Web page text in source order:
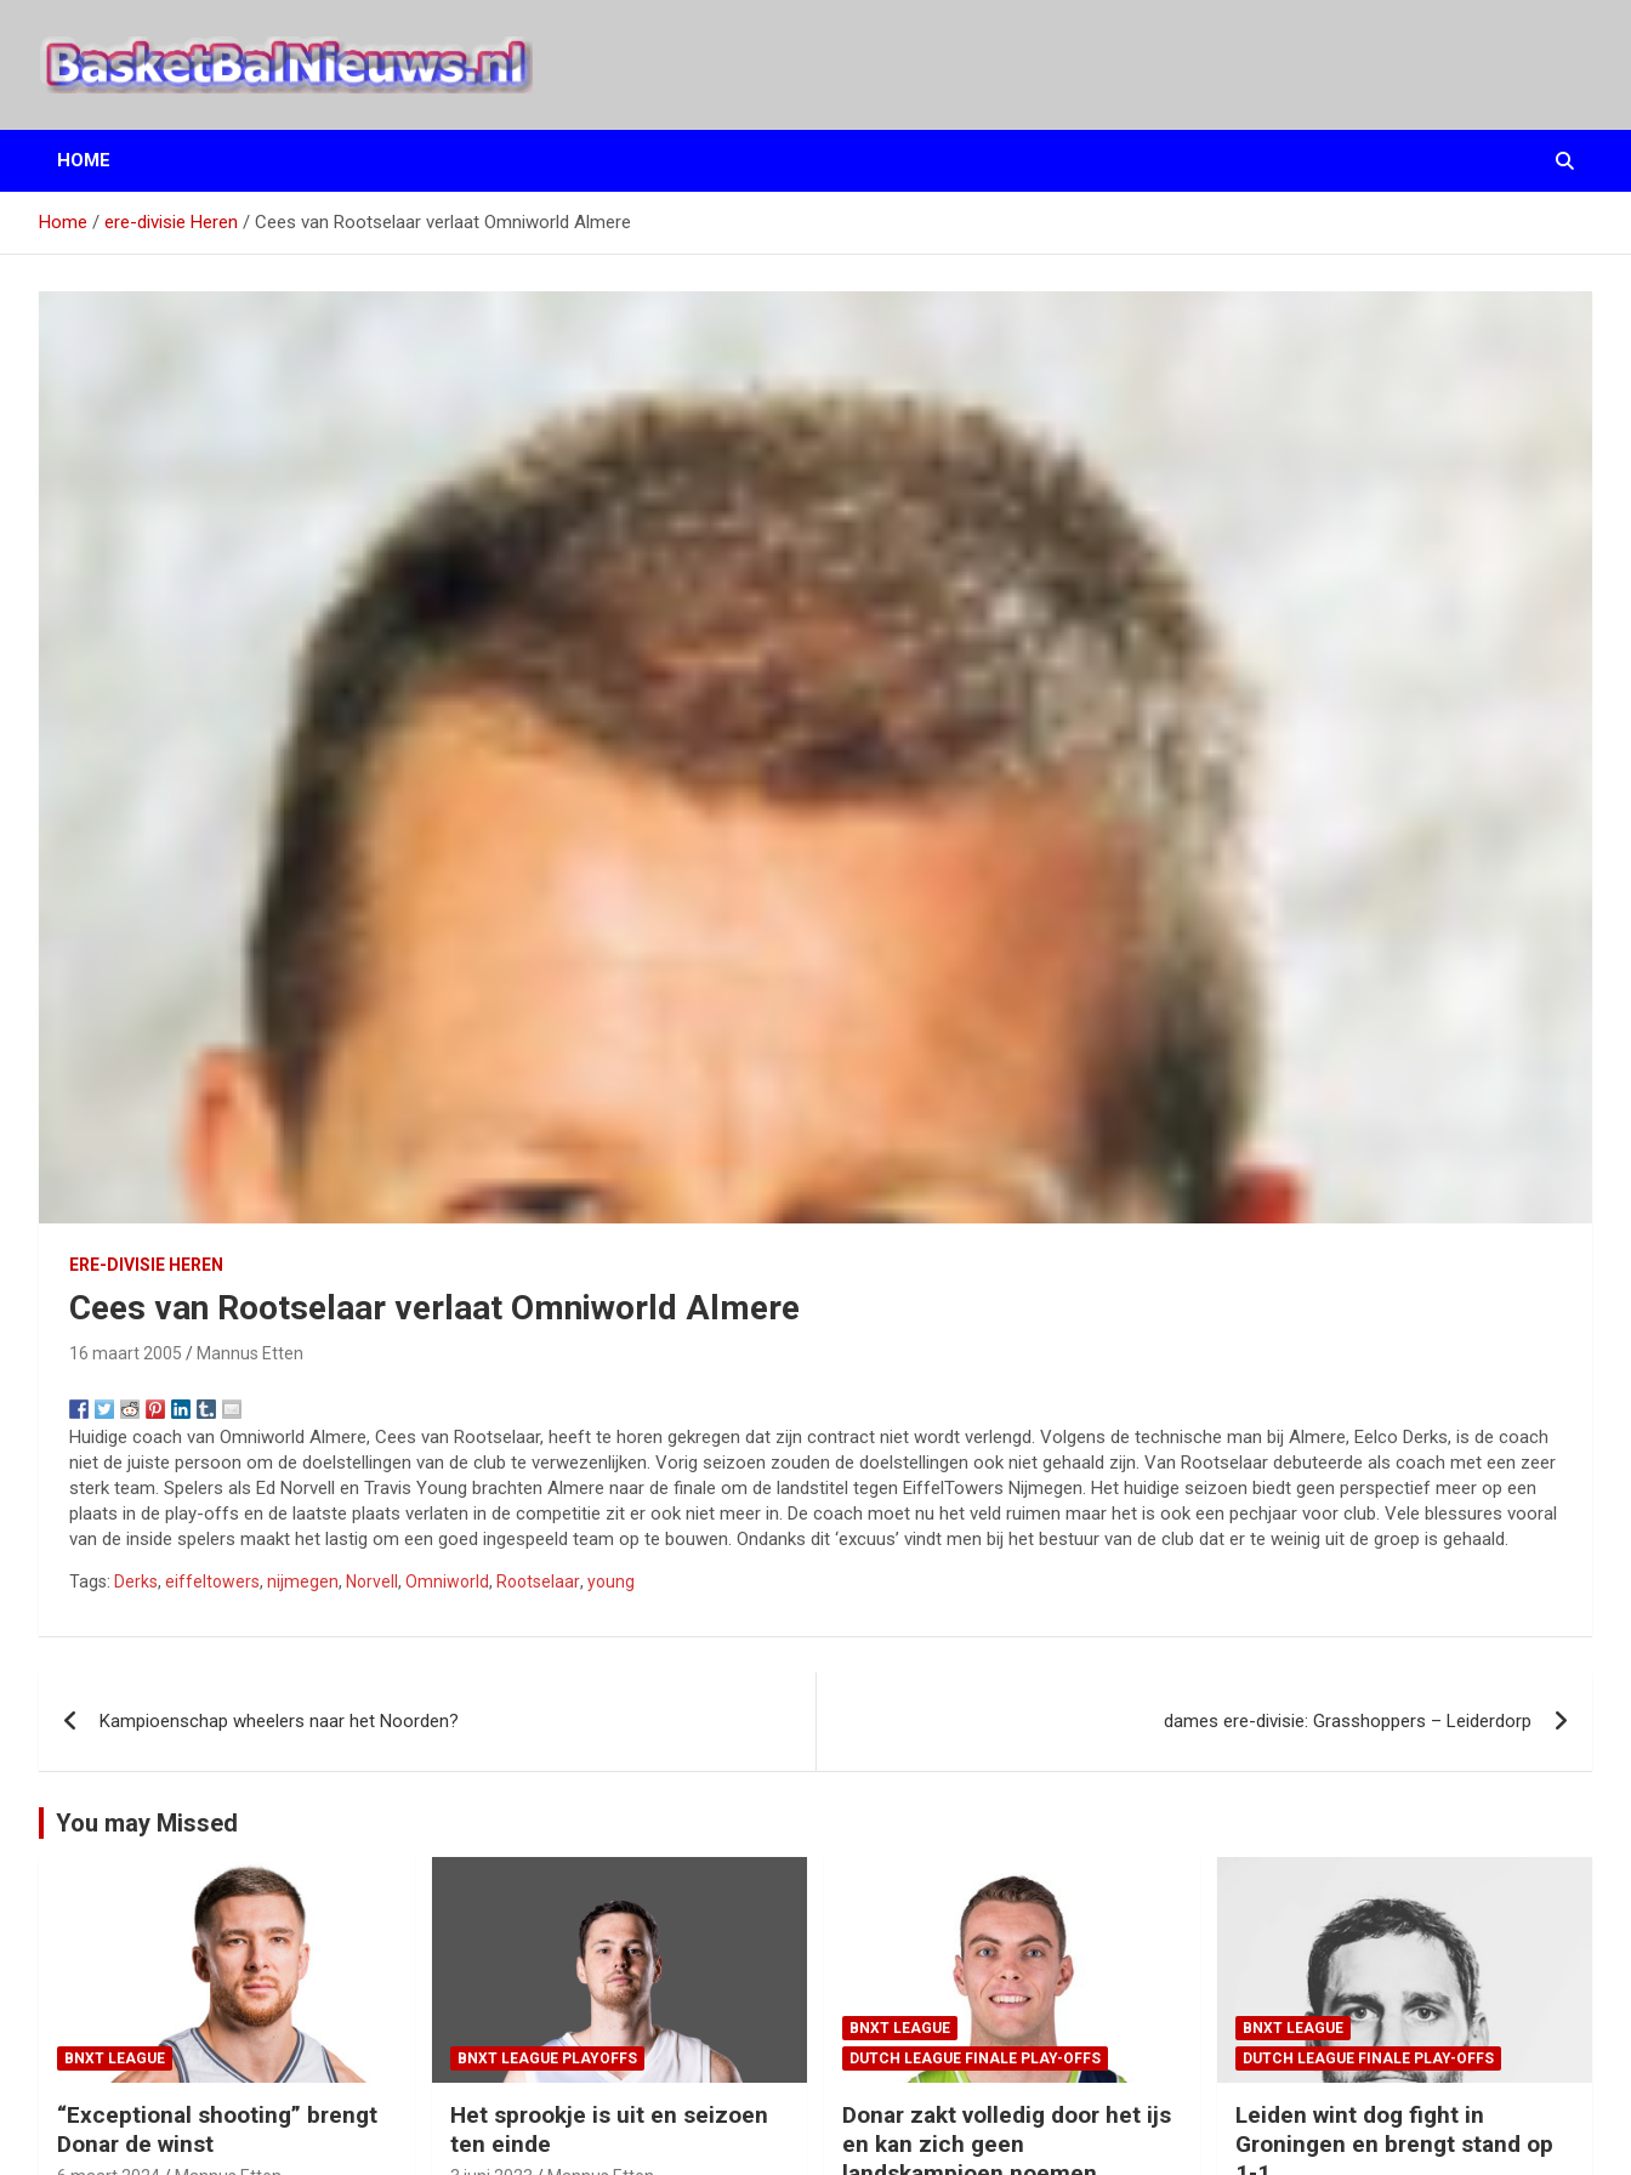
inhoud
BasketBalNieuws.nl
Etten
HOME
Home ere-divisie Heren Cees van Rootselaar verlaat Omniworld Almere
ERE-DIVISIE HEREN
Cees van Rootselaar verlaat Omniworld Almere
16 maart 2005 Mannus Etten
Huidige coach van Omniworld Almere, Cees van Rootselaar, heeft te horen gekregen dat zijn contract niet wordt verlengd. Volgens de technische man bij Almere, Eelco Derks, is de coach
niet de juiste persoon om de doelstellingen van de club te verwezenlijken. Vorig seizoen zouden de doelstellingen ook niet gehaald zijn. Van Rootselaar debuteerde als coach met een zeer
sterk team. Spelers als Ed Norvell en Travis Young brachten Almere naar de finale om de landstitel tegen EiffelTowers Nijmegen. Het huidige seizoen biedt geen perspectief meer op een
plaats in de play-offs en de laatste plaats verlaten in de competitie zit er ook niet meer in. De coach moet nu het veld ruimen maar het is ook een pechjaar voor club. Vele blessures vooral
van de inside spelers maakt het lastig om een goed ingespeeld team op te bouwen. Ondanks dit ‘excuus’ vindt men bij het bestuur van de club dat er te weinig uit de groep is gehaald.
Tags: Derks, eiffeltowers, nijmegen, Norvell , Omniworld, Rootselaar, young
navigatie
Kampioenschap wheelers naar het Noorden? dames ere-divisie: Grasshoppers – Leiderdorp
You may Missed
BNXT LEAGUE
“Exceptional shooting” brengt
Donar de winst
BNXT LEAGUE PLAYOFFS
Het sprookje is uit en seizoen
ten einde
BNXT LEAGUE
DUTCH LEAGUE FINALE PLAY-OFFS
Donar zakt volledig door het ijs
en kan zich geen
BNXT LEAGUE
DUTCH LEAGUE FINALE PLAY-OFFS
Leiden wint dog fight in
Groningen en brengt stand op